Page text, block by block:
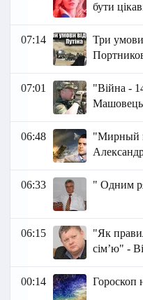
бути
07:14
Три умови
07:01
"Війна -
Машовець
06:48
"Мирный
06:33 " Одним
06:15
"Як
сім’ю" -
00:14 Гороскоп